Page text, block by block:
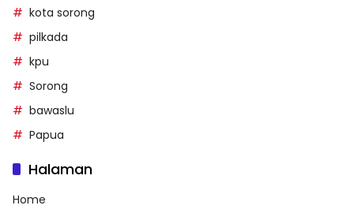
kota sorong
pilkada
kpu
Sorong
bawaslu
Papua
Halaman
Home